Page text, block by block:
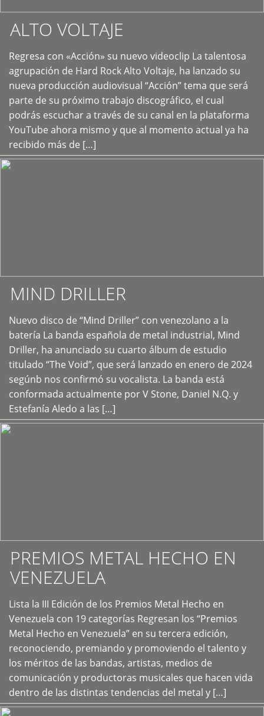
ALTO VOLTAJE
Regresa con «Acción» su nuevo videoclip La talentosa
agrupación de Hard Rock Alto Voltaje, ha lanzado su
nueva producción audiovisual “Acción” tema que será
parte de su próximo trabajo discográfico, el cual
podrás escuchar a través de su canal en la plataforma
YouTube ahora mismo y que al momento actual ya ha
recibido más de […]
+
MIND DRILLER
Nuevo disco de “Mind Driller” con venezolano a la
batería La banda española de metal industrial, Mind
Driller, ha anunciado su cuarto álbum de estudio
titulado “The Void”, que será lanzado en enero de 2024
segúnb nos confirmó su vocalista. La banda está
conformada actualmente por V Stone, Daniel N.Q. y
Estefanía Aledo a las […]
+
PREMIOS METAL HECHO EN
VENEZUELA
Lista la III Edición de los Premios Metal Hecho en
Venezuela con 19 categorías Regresan los “Premios
Metal Hecho en Venezuela” en su tercera edición,
reconociendo, premiando y promoviendo el talento y
los méritos de las bandas, artistas, medios de
comunicación y productoras musicales que hacen vida
dentro de las distintas tendencias del metal y […]
+